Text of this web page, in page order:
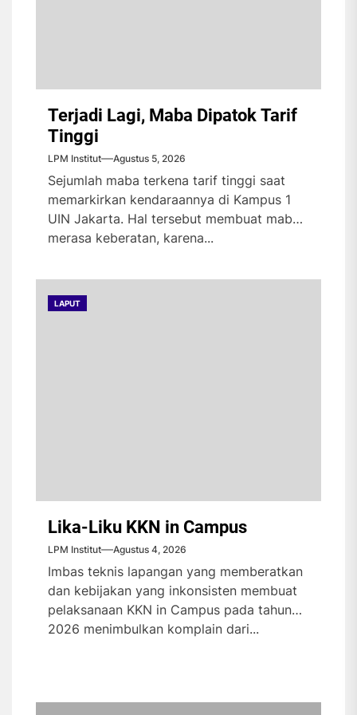
Terjadi Lagi, Maba Dipatok Tarif
Tinggi
LPM Institut Agustus 5, 2026
Sejumlah maba terkena tarif tinggi saat
memarkirkan kendaraannya di Kampus 1
UIN Jakarta. Hal tersebut membuat maba
merasa keberatan, karena...
LAPUT
Lika-Liku KKN in Campus
LPM Institut Agustus 4, 2026
Imbas teknis lapangan yang memberatkan
dan kebijakan yang inkonsisten membuat
pelaksanaan KKN in Campus pada tahun
2026 menimbulkan komplain dari...